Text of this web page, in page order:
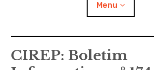
Menu
MIL FOLHAS
CIREP: Boletim